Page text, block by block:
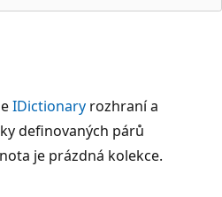
IDictionary rozhraní a
definovaných párů
je prázdná kolekce.